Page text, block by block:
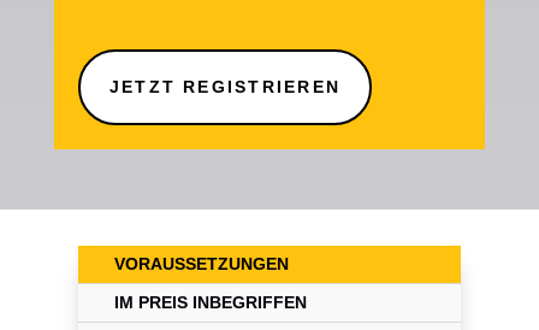
JETZT REGISTRIEREN
VORAUSSETZUNGEN
IM PREIS INBEGRIFFEN